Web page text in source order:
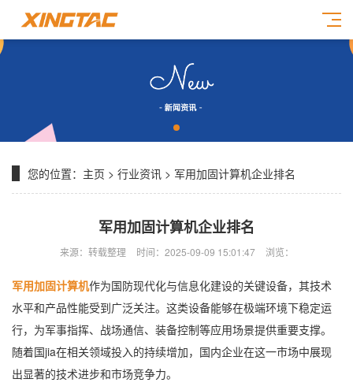
您的位置： 主页 > 行业资讯 > 军用加固计算机企业排名
军用加固计算机企业排名
来源：转载整理 时间：2025-09-09 15:01:47 浏览：
军用加固计算机作为国防现代化与信息化建设的关键设备，其技术
水平和产品性能受到广泛关注。这类设备能够在极端环境下稳定运
行，为军事指挥、战场通信、装备控制等应用场景提供重要支撑。
随着国jia在相关领域投入的持续增加，国内企业在这一市场中展现
出显著的技术进步和市场竞争力。